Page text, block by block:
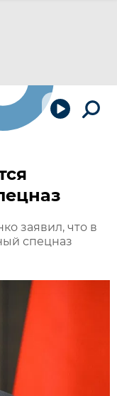
заявил, что в
спецназ